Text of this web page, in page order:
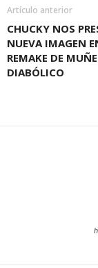
Artículo anterior
CHUCKY NOS
NUEVA IMAGEN
REMAKE DE
DIABÓLICO